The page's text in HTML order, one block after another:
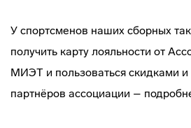
У спортсменов наших сборных
получить карту лояльности от
МИЭТ и пользоваться скидками и
партнёров ассоциации –